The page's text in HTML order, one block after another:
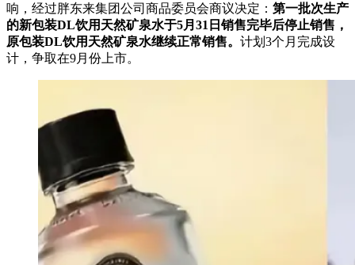
响，经过胖东来集团公司商品委员会商议决定： 第一批次生产
的新包装DL饮用天然矿泉水于5月31日销售完毕后停止销售，
原包装DL饮用天然矿泉水继续正常销售。 计划3个月完成设
计，争取在9月份上市。